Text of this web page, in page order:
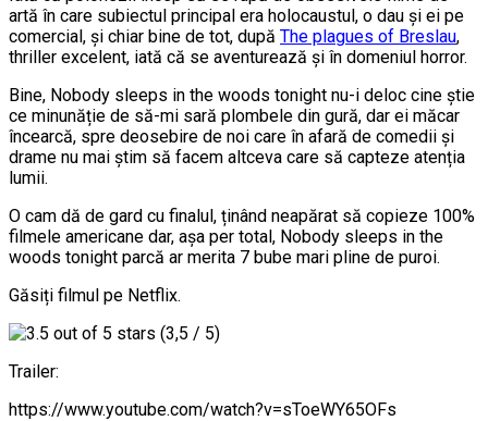
artă în care subiectul principal era holocaustul, o dau și ei pe
comercial, și chiar bine de tot, după The plagues of Breslau,
thriller excelent, iată că se aventurează și în domeniul horror.
Bine, Nobody sleeps in the woods tonight nu-i deloc cine știe
ce minunăție de să-mi sară plombele din gură, dar ei măcar
încearcă, spre deosebire de noi care în afară de comedii și
drame nu mai știm să facem altceva care să capteze atenția
lumii.
O cam dă de gard cu finalul, ținând neapărat să copieze 100%
filmele americane dar, așa per total, Nobody sleeps in the
woods tonight parcă ar merita 7 bube mari pline de puroi.
Găsiți filmul pe Netflix.
(3,5 / 5)
Trailer:
https://www.youtube.com/watch?v=sToeWY65OFs